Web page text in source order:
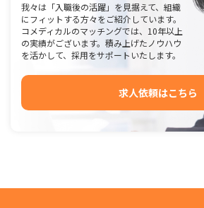
我々は「入職後の活躍」を見据えて、組織
にフィットする方々をご紹介しています。
コメディカルのマッチングでは、10年以上
の実績がございます。積み上げたノウハウ
を活かして、採用をサポートいたします。
求人依頼はこちら